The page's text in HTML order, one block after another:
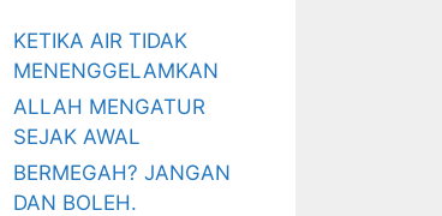
KETIKA AIR TIDAK
MENENGGELAMKAN
ALLAH MENGATUR
SEJAK AWAL
BERMEGAH? JANGAN
DAN BOLEH.